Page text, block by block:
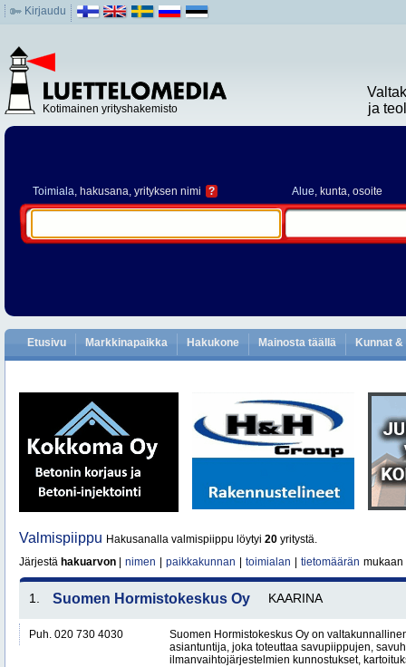
Kirjaudu
Kotimainen yrityshakemisto
ja
Toimiala, hakusana, yrityksen nimi ? Alue, kunta, osoite
Etusivu Markkinapaikka Hakukone Mainosta täällä Kunnat
Valmispiippu Hakusanalla valmispiippu löytyi 20 yritystä.
Järjestä hakuarvon nimen paikkakunnan toimialan tietomäärän mukaan
1. Suomen Hormistokeskus Oy KAARINA
Puh. 020 730 4030
Suomen Hormistokeskus Oy on
asiantuntija, joka toteuttaa savupiippujen,
ilmanvaihtojärjestelmien kunnostukset,